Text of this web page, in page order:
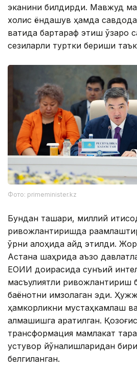
эканини билдирди. Мавжуд
холис ёндашув ҳамда
вақтида бартараф этиш ўзаро
сезиларли туртки бериши
Фото: primeminister.kz
Бундан ташқари, миллий
ривожлантиришда
ўрни алоҳида қайд этилди.
Астана шаҳрида аъзо
ЕОИИ доирасида сунъий
масъулиятли ривожлантириш
баёнотни имзолаган эди.
ҳамкорликни мустаҳкамлаш
алмашишга қаратилган.
трансформация мамлакат
устувор йўналишларидан
белгиланган.